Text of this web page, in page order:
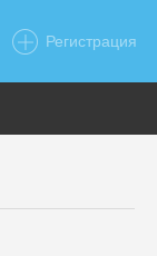
Регистрация